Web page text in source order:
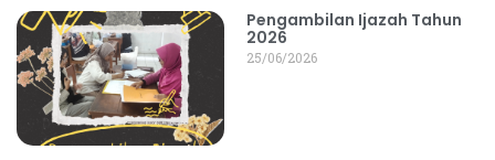
Pengambilan Ijazah Tahun
2026
25/06/2026